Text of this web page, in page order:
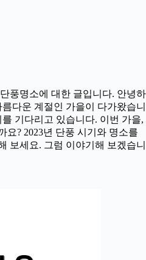
풍명소에 대한 글입니다. 안녕하
다운 계절인 가을이 다가왔습니
기다리고 있습니다. 이번 가을,
요? 2023년 단풍 시기와 명소를
보세요. 그럼 이야기해 보겠습니